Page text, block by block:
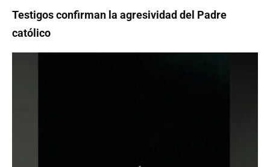
Testigos confirman la agresividad del Padre
católico